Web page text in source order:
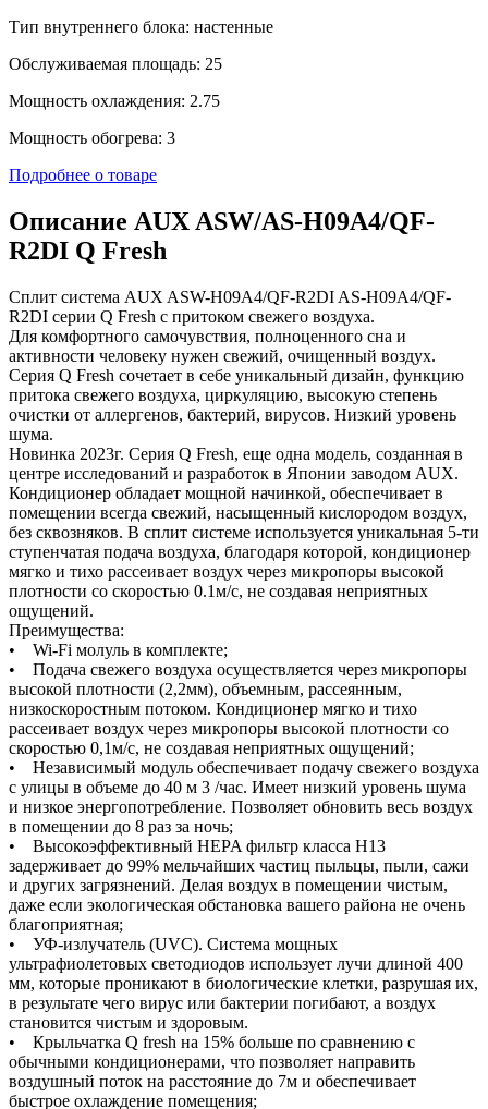
Тип внутреннего блока: настенные
Обслуживаемая площадь: 25
Мощность охлаждения: 2.75
Мощность обогрева: 3
Подробнее о товаре
Описание AUX ASW/AS-H09A4/QF-
R2DI Q Fresh
Сплит система AUX ASW-H09A4/QF-R2DI AS-H09A4/QF-
R2DI cерии Q Fresh с притоком свежего воздуха.
Для комфортного самочувствия, полноценного сна и
активности человеку нужен свежий, очищенный воздух.
Серия Q Fresh сочетает в себе уникальный дизайн, функцию
притока свежего воздуха, циркуляцию, высокую степень
очистки от аллергенов, бактерий, вирусов. Низкий уровень
шума.
Новинка 2023г. Серия Q Fresh, еще одна модель, созданная в
центре исследований и разработок в Японии заводом AUX.
Кондиционер обладает мощной начинкой, обеспечивает в
помещении всегда свежий, насыщенный кислородом воздух,
без сквозняков. В сплит системе используется уникальная 5-ти
ступенчатая подача воздуха, благодаря которой, кондиционер
мягко и тихо рассеивает воздух через микропоры высокой
плотности со скоростью 0.1м/с, не создавая неприятных
ощущений.
Преимущества:
• Wi-Fi молуль в комплекте;
• Подача свежего воздуха осуществляется через микропоры
высокой плотности (2,2мм), объемным, рассеянным,
низкоскоростным потоком. Кондиционер мягко и тихо
рассеивает воздух через микропоры высокой плотности со
скоростью 0,1м/с, не создавая неприятных ощущений;
• Независимый модуль обеспечивает подачу свежего воздуха
с улицы в объеме до 40 м 3 /час. Имеет низкий уровень шума
и низкое энергопотребление. Позволяет обновить весь воздух
в помещении до 8 раз за ночь;
• Высокоэффективный HEPA фильтр класса H13
задерживает до 99% мельчайших частиц пыльцы, пыли, сажи
и других загрязнений. Делая воздух в помещении чистым,
даже если экологическая обстановка вашего района не очень
благоприятная;
• УФ-излучатель (UVC). Система мощных
ультрафиолетовых светодиодов использует лучи длиной 400
мм, которые проникают в биологические клетки, разрушая их,
в результате чего вирус или бактерии погибают, а воздух
становится чистым и здоровым.
• Крыльчатка Q fresh на 15% больше по сравнению с
обычными кондиционерами, что позволяет направить
воздушный поток на расстояние до 7м и обеспечивает
быстрое охлаждение помещения;